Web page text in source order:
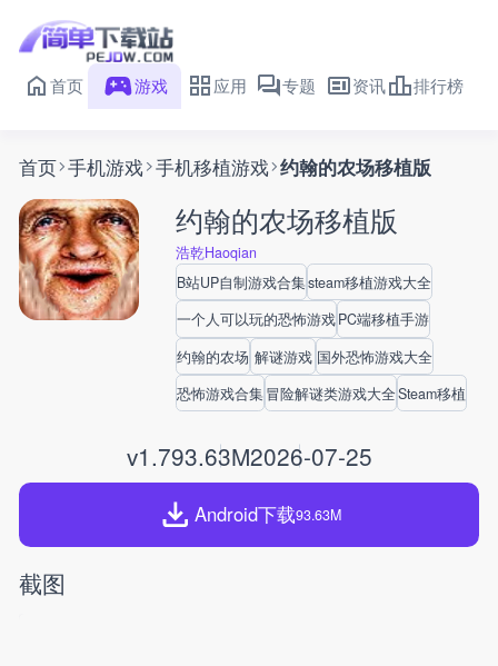
首页 游戏 应用 专题 资讯 排行榜
首页 手机游戏 手机移植游戏 约翰的农场移植版
约翰的农场移植版
浩乾Haoqian
B站UP自制游戏合集steam移植游戏大全
一个人可以玩的恐怖游戏PC端移植手游
约翰的农场 解谜游戏 国外恐怖游戏大全
恐怖游戏合集冒险解谜类游戏大全Steam移植
v1.793.63M2026-07-25
Android下载93.63M
截图